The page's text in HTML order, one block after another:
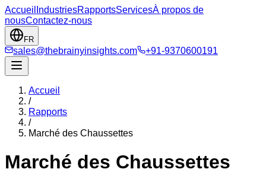
Accueil IndustriesRapportsServicesÀ propos de
nousContactez-nous
FR
sales@thebrainyinsights.com +91-9370600191
Accueil
/
Rapports
/
Marché des Chaussettes
Marché des Chaussettes